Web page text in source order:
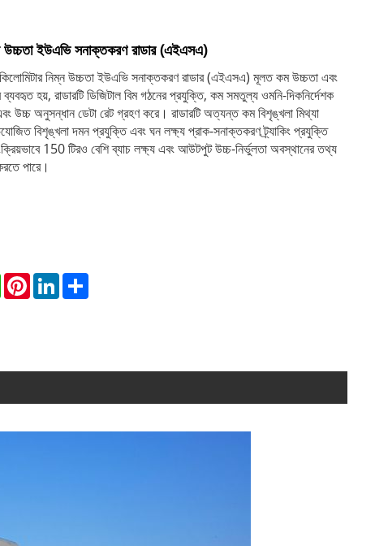
উচ্চতা ইউএভি সনাক্তকরণ রাডার (এইএসএ)
নিম্ন উচ্চতা ইউএভি সনাক্তকরণ রাডার (এইএসএ) মূলত কম উচ্চতা এবং
ব্যবহৃত হয়, রাডারটি ডিজিটাল বিম গঠনের প্রযুক্তি, কম সমতুল্য ওমনি-দিকনির্দেশক
উচ্চ অনুসন্ধান ডেটা রেট গ্রহণ করে। রাডারটি অত্যন্ত কম বিশৃঙ্খলা মিথ্যা
বিশৃঙ্খলা দমন প্রযুক্তি এবং ঘন লক্ষ্য প্রাক-সনাক্তকরণ ট্র্যাকিং প্রযুক্তি
150 টিরও বেশি ব্যাচ লক্ষ্য এবং আউটপুট উচ্চ-নির্ভুলতা অবস্থানের তথ্য
পারে।
WhatsApp
PinterestLinkedIn